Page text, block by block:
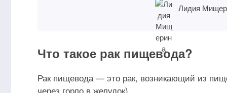
Лидия
Что такое рак пищевода?
Рак пищевода — это рак, возникающий из
через горло в желудок).